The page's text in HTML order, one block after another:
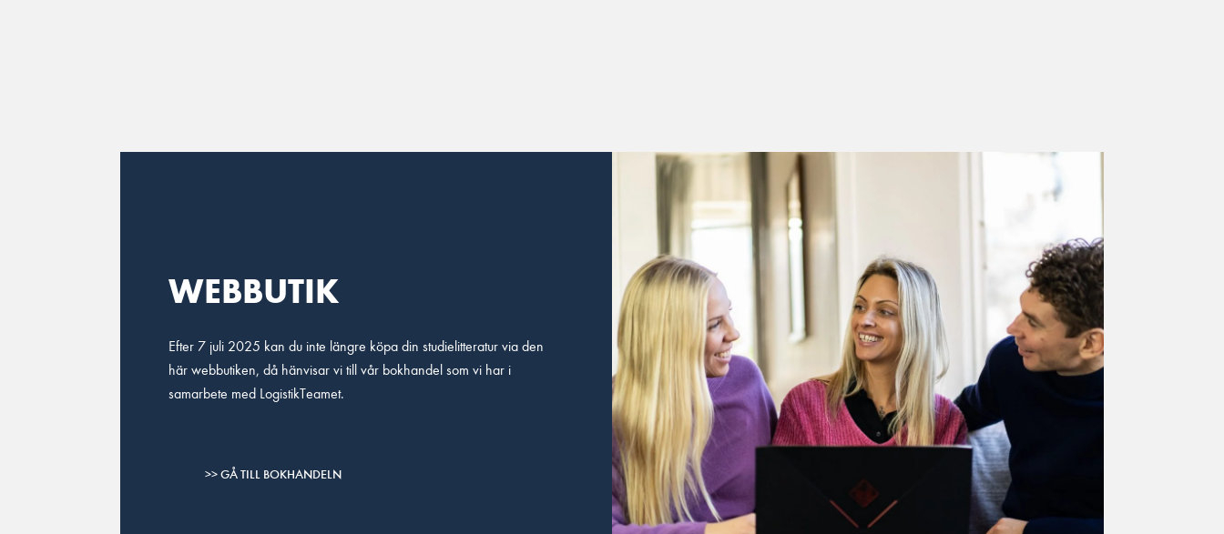
WEBBUTIK
Efter 7 juli 2025 kan du inte längre köpa din studielitteratur via den
här webbutiken, då hänvisar vi till vår bokhandel som vi har i
samarbete med LogistikTeamet.
>> GÅ TILL BOKHANDELN